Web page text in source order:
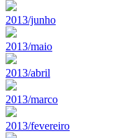
2013/junho
2013/maio
2013/abril
2013/marco
2013/fevereiro